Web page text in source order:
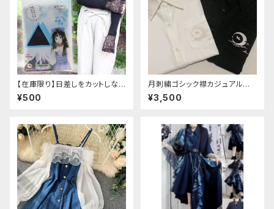
【在庫限り】日差しをカットしな
がら手元もオシャレに♪ UVア
ームカバー ブラック レース
¥500
月刺繍ゴシック襟カジュアルブラ
ウス(長袖)
¥3,500